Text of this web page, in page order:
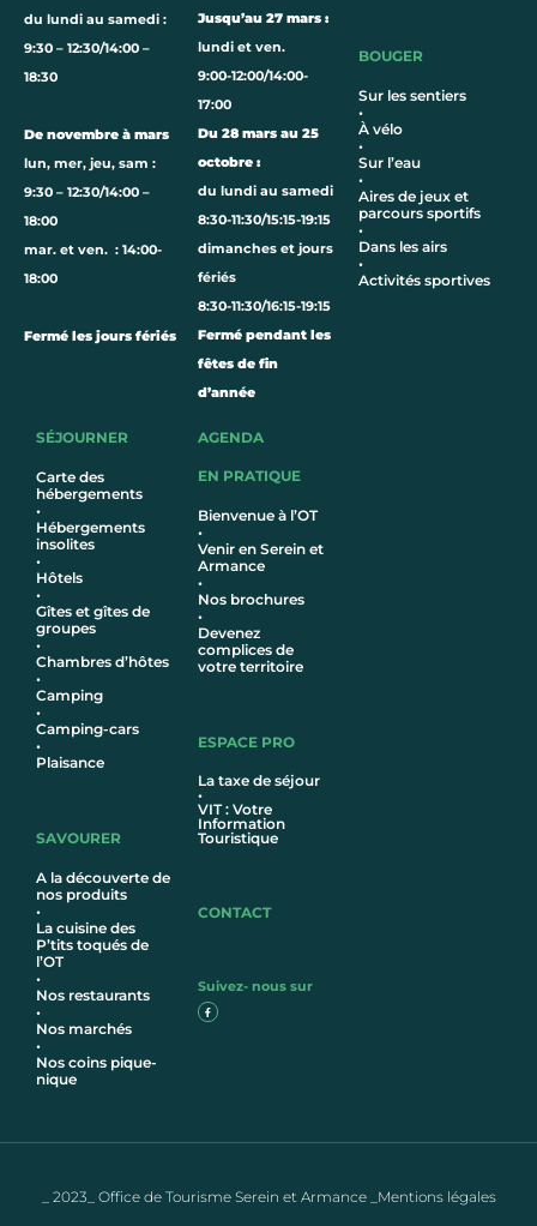
du lundi au samedi :
9:30 – 12:30/14:00 –
18:30
De novembre à mars
lun, mer, jeu, sam :
9:30 – 12:30/14:00 –
18:00
mar. et ven. : 14:00-
18:00
Fermé les jours fériés
Jusqu’au 27 mars :
lundi et ven.
9:00-12:00/14:00-
17:00
Du 28 mars au 25
octobre :
du lundi au samedi
8:30-11:30/15:15-19:15
dimanches et jours
fériés
8:30-11:30/16:15-19:15
Fermé pendant les
fêtes de fin
d’année
BOUGER
Sur les sentiers
•
À vélo
•
Sur l’eau
•
Aires de jeux et
parcours sportifs
•
Dans les airs
•
Activités sportives
SÉJOURNER
Carte des
hébergements
•
Hébergements
insolites
•
Hôtels
•
Gîtes et gîtes de
groupes
•
Chambres d’hôtes
•
Camping
•
Camping-cars
•
Plaisance
SAVOURER
A la découverte de
nos produits
•
La cuisine des
P’tits toqués de
l’OT
•
Nos restaurants
•
Nos marchés
•
Nos coins pique-
nique
AGENDA
EN PRATIQUE
Bienvenue à l’OT
•
Venir en Serein et
Armance
•
Nos brochures
•
Devenez
complices de
votre territoire
ESPACE PRO
La taxe de séjour
•
VIT : Votre
Information
Touristique
CONTACT
Suivez- nous sur
_ 2023_ Office de Tourisme Serein et Armance _Mentions légales